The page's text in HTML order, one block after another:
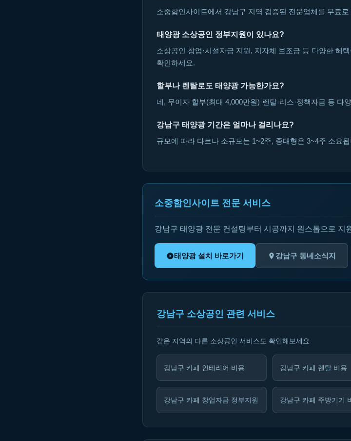
소중함인사이트에서 강남구 지역 검증된 전문업체를 무료
태양광 소상공인 정부지원이 있나요?
소상공인 창업·시설자금 지원, 지자체 보조금 등 다양한 혜
확인하세요.
할부나 렌탈로도 태양광 가능한가요?
네, 무이자 할부(최대 4,000만원)·렌탈·리스·정책자금 등 다
강남구 태양광 기간은 얼마나 걸리나요?
규모에 따라 다르나 소규모는 1~2주, 중대형은 3~4주 소요
소중함인사이트 전문 서비스
강남구 태양광 전문 컨설팅부터 시공까지 원스톱으로 지
태양광 설치 바로가기 강남구 동네소식지
강남구 소상공인 관련 서비스
같은 지역의 다른 소상공인 서비스도 확인해보세요.
강남구 카페 인테리어 비용 강남구 카페 렌탈 비용
강남구 카페 창업자금 정부지원 강남구 카페 주방기기